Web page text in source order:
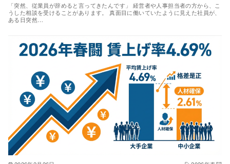
「突然、従業員が辞めると言ってきたんです」 経営者や人事担当者の方から、こ
うした相談を受けることがあります。 真面目に働いていたように見えた社員が、
ある日突然…